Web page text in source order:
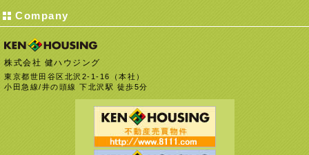
Company
株式会社 健ハウジング
東京都世田谷区北沢2-1-16（本社）
小田急線/井の頭線 下北沢駅 徒歩5分